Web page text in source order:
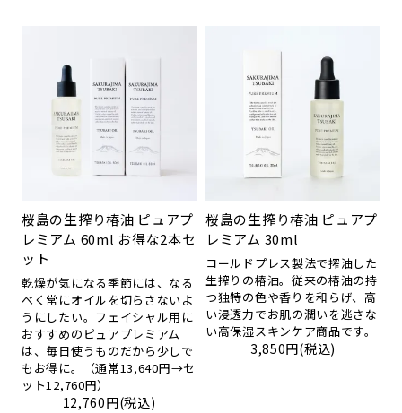
桜島の生搾り椿油 ピュアプ
レミアム 60ml お得な2本セ
ット
乾燥が気になる季節には、なる
べく常にオイルを切らさないよ
うにしたい。フェイシャル用に
おすすめのピュアプレミアム
は、毎日使うものだから少しで
もお得に。（通常13,640円→セ
ット12,760円）
12,760円(税込)
桜島の生搾り椿油 ピュアプ
レミアム 30ml
コールドプレス製法で搾油した
生搾りの椿油。従来の椿油の持
つ独特の色や香りを和らげ、高
い浸透力でお肌の潤いを逃さな
い高保湿スキンケア商品です。
3,850円(税込)